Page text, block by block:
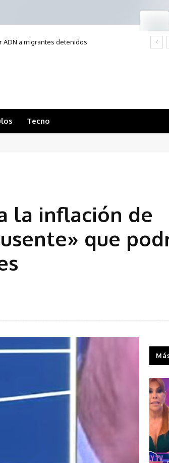
ADN a migrantes detenidos
Tecno
la inflación de
que